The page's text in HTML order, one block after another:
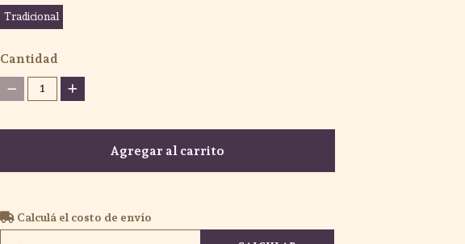
Tradicional
Cantidad
1
Agregar al carrito
Calculá el costo de envío